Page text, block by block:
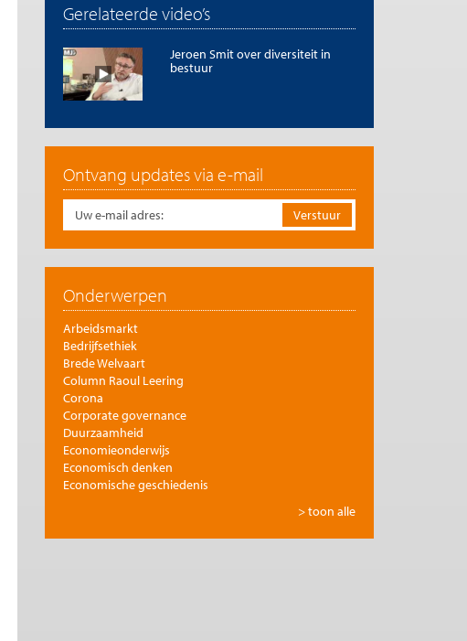
Gerelateerde video’s
Jeroen Smit over diversiteit in
bestuur
Ontvang updates via e-mail
Onderwerpen
Arbeidsmarkt
Bedrijfsethiek
Brede Welvaart
Column Raoul Leering
Corona
Corporate governance
Duurzaamheid
Economieonderwijs
Economisch denken
Economische geschiedenis
Filosofie en economie
> toon alle